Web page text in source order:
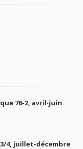
76-2, avril-juin
4, juillet-décembre